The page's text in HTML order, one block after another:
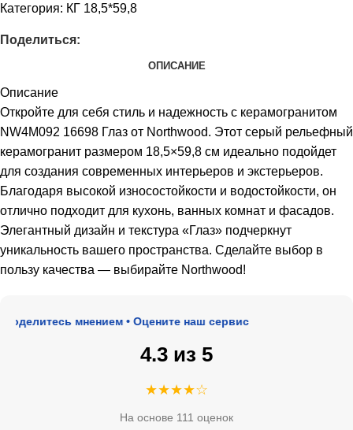
Категория: КГ 18,5*59,8
Поделиться:
ОПИСАНИЕ
Описание
Откройте для себя стиль и надежность с керамогранитом
NW4M092 16698 Глаз от Northwood. Этот серый рельефный
керамогранит размером 18,5×59,8 см идеально подойдет
для создания современных интерьеров и экстерьеров.
Благодаря высокой износостойкости и водостойкости, он
отлично подходит для кухонь, ванных комнат и фасадов.
Элегантный дизайн и текстура «Глаз» подчеркнут
уникальность вашего пространства. Сделайте выбор в
пользу качества — выбирайте Northwood!
мнением • Оцените наш сервис
4.3 из 5
★★★★☆
На основе 111 оценок